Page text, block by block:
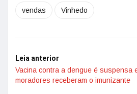
vendas Vinhedo
Leia anterior
Vacina contra a dengue é suspensa
moradores receberam o imunizante